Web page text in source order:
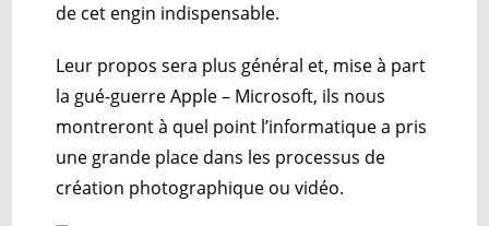
de cet engin indispensable.
Leur propos sera plus général et, mise à part
la gué-guerre Apple – Microsoft, ils nous
montreront à quel point l’informatique a pris
une grande place dans les processus de
création photographique ou vidéo.